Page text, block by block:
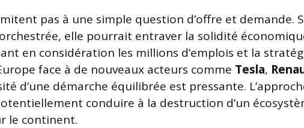
pas à une simple question d’offre et demande.
elle pourrait entraver la solidité
en considération les millions d’emplois et la
face à de nouveaux acteurs comme Tesla,
d’une démarche équilibrée est pressante.
conduire à la destruction d’un
le continent.